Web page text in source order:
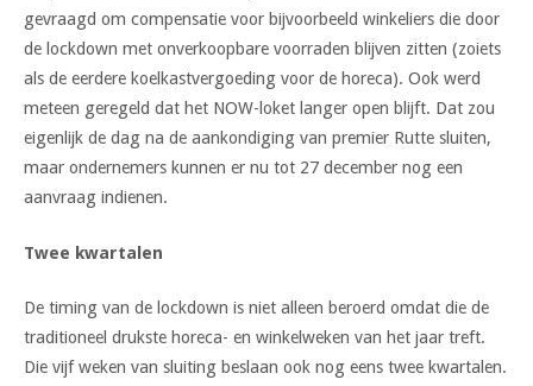
gevraagd om compensatie voor bijvoorbeeld winkeliers die door
de lockdown met onverkoopbare voorraden blijven zitten (zoiets
als de eerdere koelkastvergoeding voor de horeca). Ook werd
meteen geregeld dat het NOW-loket langer open blijft. Dat zou
eigenlijk de dag na de aankondiging van premier Rutte sluiten,
maar ondernemers kunnen er nu tot 27 december nog een
aanvraag indienen.
Twee kwartalen
De timing van de lockdown is niet alleen beroerd omdat die de
traditioneel drukste horeca- en winkelweken van het jaar treft.
Die vijf weken van sluiting beslaan ook nog eens twee kwartalen.